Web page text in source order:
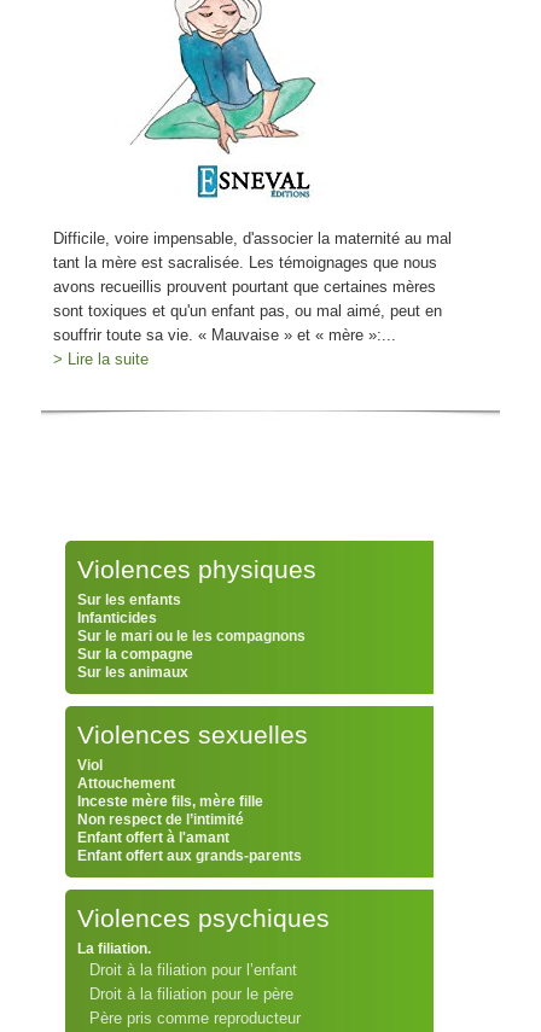
Difficile, voire impensable, d'associer la maternité au mal
tant la mère est sacralisée. Les témoignages que nous
avons recueillis prouvent pourtant que certaines mères
sont toxiques et qu'un enfant pas, ou mal aimé, peut en
souffrir toute sa vie. « Mauvaise » et « mère »:...
> Lire la suite
Violences physiques
Sur les enfants
Infanticides
Sur le mari ou le les compagnons
Sur la compagne
Sur les animaux
Violences sexuelles
Viol
Attouchement
Inceste mère fils, mère fille
Non respect de l’intimité
Enfant offert à l'amant
Enfant offert aux grands-parents
Violences psychiques
La filiation.
Droit à la filiation pour l’enfant
Droit à la filiation pour le père
Père pris comme reproducteur